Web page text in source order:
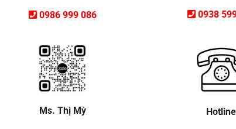
0986 999 086 0938
Ms. Thị Mỳ Hotline